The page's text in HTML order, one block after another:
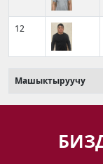
12
Машыктыруучу